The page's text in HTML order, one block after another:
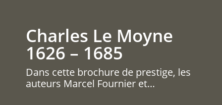
Charles Le Moyne
1626 – 1685
Dans cette brochure de prestige, les
auteurs Marcel Fournier et…